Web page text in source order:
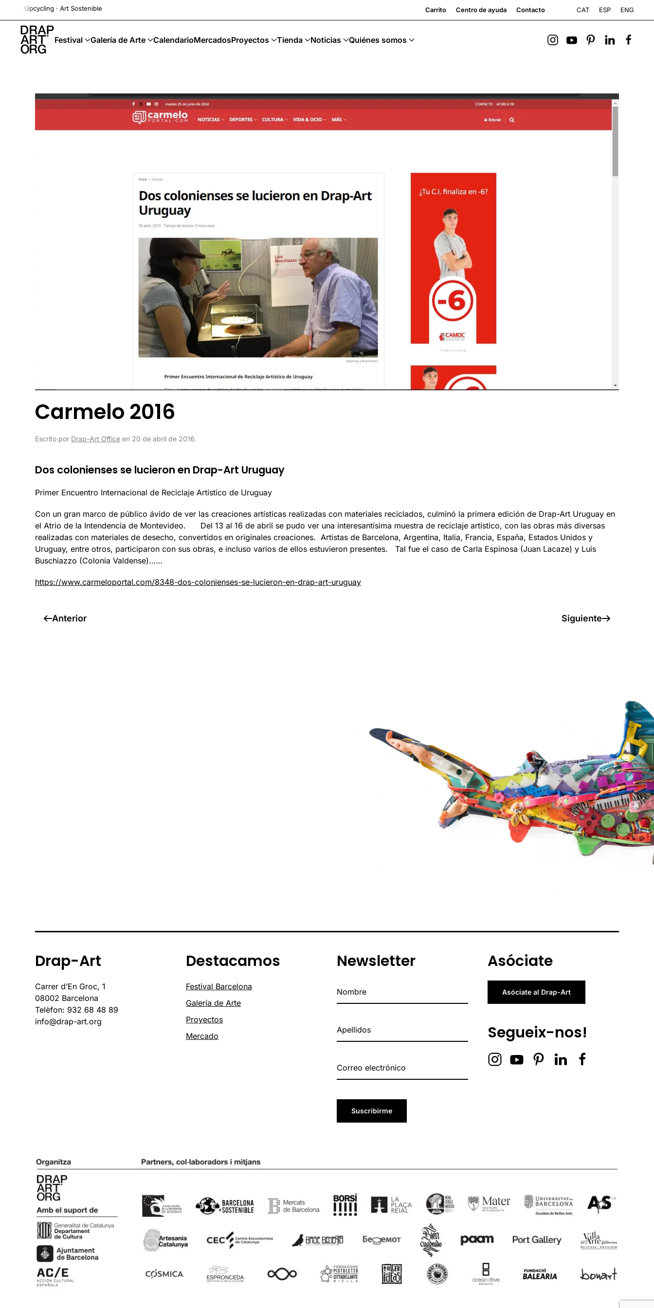
Ir al contenido principal
· Art Sostenible Carrito Centro de ayuda Contacto CAT ESP ENG
Festival Galería de Arte CalendarioMercadosProyectos Tienda Noticias Quiénes somos
Carmelo 2016
Escrito por Drap-Art Office en 20 de abril de 2016.
Dos colonienses se lucieron en Drap-Art Uruguay
Primer Encuentro Internacional de Reciclaje Artístico de Uruguay
Con un gran marco de público ávido de ver las creaciones artísticas realizadas con materiales reciclados, culminó la primera edición de Drap-Art Uruguay en
el Atrio de la Intendencia de Montevideo. Del 13 al 16 de abril se pudo ver una interesantísima muestra de reciclaje artístico, con las obras más diversas
realizadas con materiales de desecho, convertidos en originales creaciones. Artistas de Barcelona, Argentina, Italia, Francia, España, Estados Unidos y
Uruguay, entre otros, participaron con sus obras, e incluso varios de ellos estuvieron presentes. Tal fue el caso de Carla Espinosa (Juan Lacaze) y Luis
Buschiazzo (Colonia Valdense)……
https://www.carmeloportal.com/8348-dos-colonienses-se-lucieron-en-drap-art-uruguay
Anterior Siguiente
Drap-Art
Carrer d’En Groc, 1
08002 Barcelona
Telèfon: 932 68 48 89
info@drap-art.org
Destacamos
Festival Barcelona
Galería de Arte
Proyectos
Mercado
Newsletter
Suscribirme
Asóciate
Asóciate al Drap-Art
Segueix-nos!